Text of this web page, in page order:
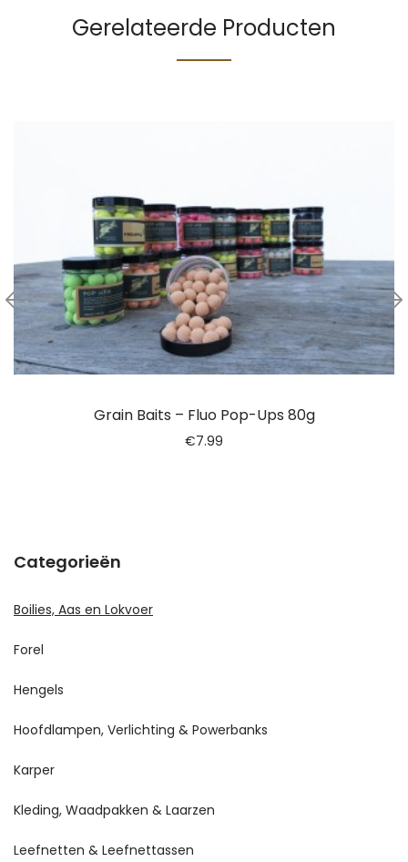
Gerelateerde Producten
Grain Baits – Fluo Pop-Ups 80g
€7.99
Categorieën
Boilies, Aas en Lokvoer
Forel
Hengels
Hoofdlampen, Verlichting & Powerbanks
Karper
Kleding, Waadpakken & Laarzen
Leefnetten & Leefnettassen